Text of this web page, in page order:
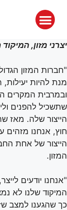
יצרני מזון,
"חברות המזון
מנת להיות
ובמרבית המקרים
שתשכיל להפנים
הייצור שלה. מאז
חוץ, אנחנו מזהים
הייצור של אחת
המזון.
"אנחנו יודעים
המיקוד שלנו לא
כך שהגענו למצב